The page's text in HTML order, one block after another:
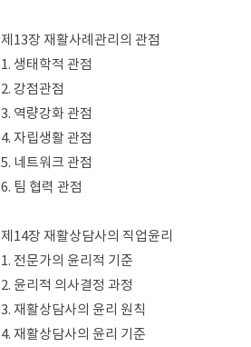
제13장 재활사례관리의 관점
1. 생태학적 관점
2. 강점관점
3. 역량강화 관점
4. 자립생활 관점
5. 네트워크 관점
6. 팀 협력 관점
제14장 재활상담사의 직업윤리
1. 전문가의 윤리적 기준
2. 윤리적 의사결정 과정
3. 재활상담사의 윤리 원칙
4. 재활상담사의 윤리 기준